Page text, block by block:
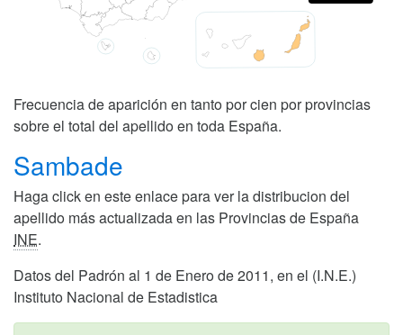
Frecuencia de aparición en tanto por cien por provincias
sobre el total del apellido en toda España.
Sambade
Haga click en este enlace para ver la distribucion del
apellido más actualizada en las Provincias de España
INE.
Datos del Padrón al 1 de Enero de 2011, en el (I.N.E.)
Instituto Nacional de Estadistica